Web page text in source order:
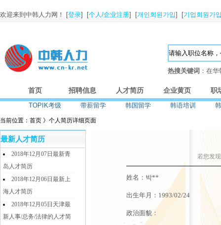
欢迎来到中韩人力网！ [登录] [个人/企业注册] [개인회원가입] [기업회원가
热搜关键词 ：在
首页 招聘信息 人才简历 企业黄页 职
TOPIK考级 带薪留学 韩国留学 韩语培训
当前位置：首页 》个人简历详细页面
最新人才简历
2018年12月07日最新青
岛人才简历
2018年12月06日最新上
海人才简历
2018年12月05日天津最
新人事/总务/法律的人才简
若您发
姓名：박**
出生年月：1993/02/24
政治面貌：